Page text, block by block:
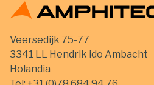
Veersedijk 75-77
3341 LL Hendrik ido Ambacht
Holandia